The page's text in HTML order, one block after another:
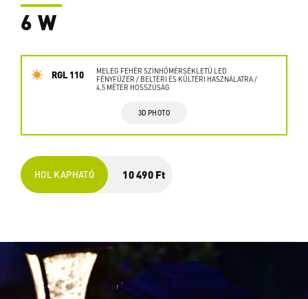
6 W
RGL 110
MELEG FEHÉR SZÍNHŐMÉRSÉKLETŰ LED
FÉNYFÜZÉR / BELTÉRI ÉS KÜLTÉRI HASZNÁLATRA /
4,5 MÉTER HOSSZÚSÁG
3D PHOTO
HOL KAPHATÓ 10 490 Ft